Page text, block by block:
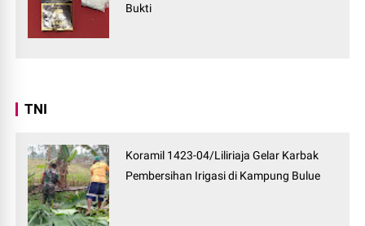
Bukti
TNI
Koramil 1423-04/Liliriaja Gelar Karbak
Pembersihan Irigasi di Kampung Bulue